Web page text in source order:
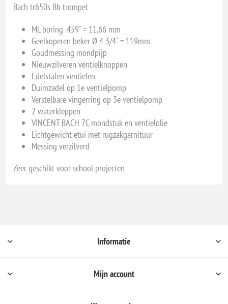
Bach tr650s Bb trompet
ML boring .459" = 11,66 mm
Geelkoperen beker Ø 4 3/4" = 119mm
Goudmessing mondpijp
Nieuwzilveren ventielknoppen
Edelstalen ventielen
Duimzadel op 1e ventielpomp
Verstelbare vingerring op 3e ventielpomp
2 waterkleppen
VINCENT BACH 7C mondstuk en ventielolie
Lichtgewicht etui met rugzakgarnituur
Messing verzilverd
Zeer geschikt voor school projecten
Informatie
Mijn account